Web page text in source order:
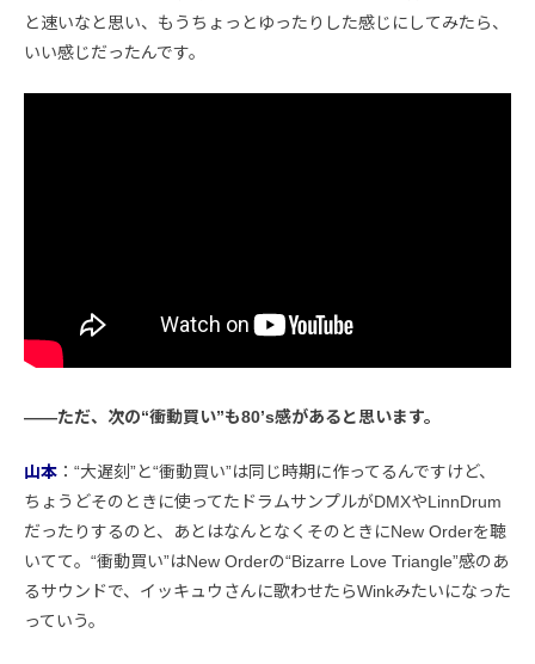
と速いなと思い、もうちょっとゆったりした感じにしてみたら、
いい感じだったんです。
――ただ、次の“衝動買い”も80’s感があると思います。
山本 ：“大遅刻”と“衝動買い”は同じ時期に作ってるんですけど、
ちょうどそのときに使ってたドラムサンプルがDMXやLinnDrum
だったりするのと、あとはなんとなくそのときにNew Orderを聴
いてて。“衝動買い”はNew Orderの“Bizarre Love Triangle”感のあ
るサウンドで、イッキュウさんに歌わせたらWinkみたいになった
っていう。